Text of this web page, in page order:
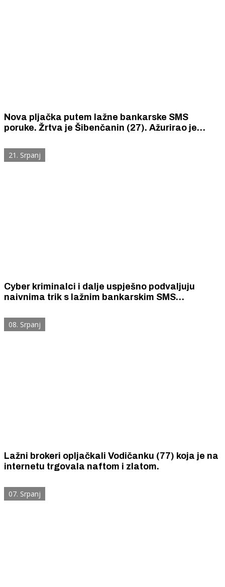
Nova pljačka putem lažne bankarske SMS
poruke. Žrtva je Šibenčanin (27). Ažurirao je
21. Srpanj
Cyber kriminalci i dalje uspješno podvaljuju
naivnima trik s lažnim bankarskim SMS
s računa skinuli 1545 eura.
08. Srpanj
Lažni brokeri opljačkali Vodičanku (77) koja je na
internetu trgovala naftom i zlatom.
07. Srpanj